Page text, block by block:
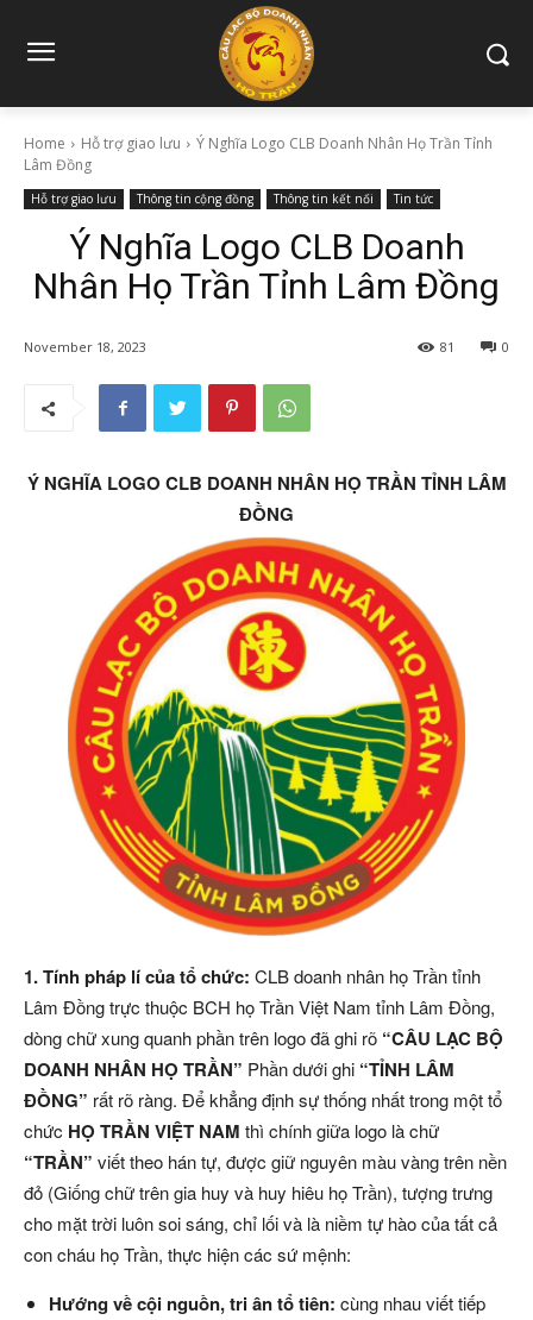
Home Hỗ trợ giao lưu
Ý Nghĩa Logo CLB Doanh Nhân Họ Trần Tỉnh
Lâm Đồng
Hỗ trợ giao lưu Thông tin cộng đồng Thông tin kết nối Tin tức
Ý Nghĩa Logo CLB Doanh
Nhân Họ Trần Tỉnh Lâm Đồng
November 18, 2023 0
81
Ý NGHĨA LOGO CLB DOANH NHÂN HỌ TRẦN TỈNH LÂM
ĐỒNG
1. Tính pháp lí của tổ chức: CLB doanh nhân họ Trần tỉnh
Lâm Đồng trực thuộc BCH họ Trần Việt Nam tỉnh Lâm Đồng,
dòng chữ xung quanh phần trên logo đã ghi rõ “CÂU LẠC BỘ
DOANH NHÂN HỌ TRẦN” Phần dưới ghi “TỈNH LÂM
ĐỒNG” rất rõ ràng. Để khẳng định sự thống nhất trong một tổ
chức HỌ TRẦN VIỆT NAM thì chính giữa logo là chữ
“TRẦN” viết theo hán tự, được giữ nguyên màu vàng trên nền
đỏ (Giống chữ trên gia huy và huy hiêu họ Trần), tượng trưng
cho mặt trời luôn soi sáng, chỉ lối và là niềm tự hào của tất cả
con cháu họ Trần, thực hiện các sứ mệnh:
Hướng về cội nguồn, tri ân tổ tiên: cùng nhau viết tiếp